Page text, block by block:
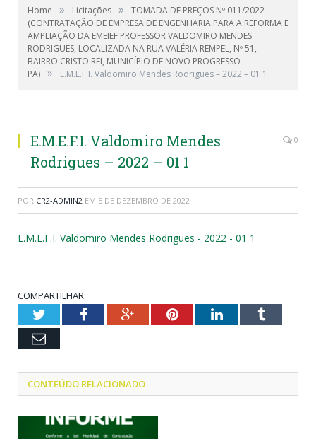
Home » Licitações »
TOMADA DE PREÇOS Nº 011/2022
(CONTRATAÇÃO DE EMPRESA DE ENGENHARIA PARA A REFORMA E
AMPLIAÇÃO DA EMEIEF PROFESSOR VALDOMIRO MENDES
RODRIGUES, LOCALIZADA NA RUA VALÉRIA REMPEL, Nº 51,
BAIRRO CRISTO REI, MUNICÍPIO DE NOVO PROGRESSO -
PA) » E.M.E.F.I. Valdomiro Mendes Rodrigues – 2022 – 01 1
E.M.E.F.I. Valdomiro Mendes
Rodrigues – 2022 – 01 1
0
POR CR2-ADMIN2 EM 5 DE DEZEMBRO DE 2022
E.M.E.F.I. Valdomiro Mendes Rodrigues - 2022 - 01 1
COMPARTILHAR:
TwitterFacebookGoogle+PinterestLinkedInTumblr
Email
CONTEÚDO RELACIONADO